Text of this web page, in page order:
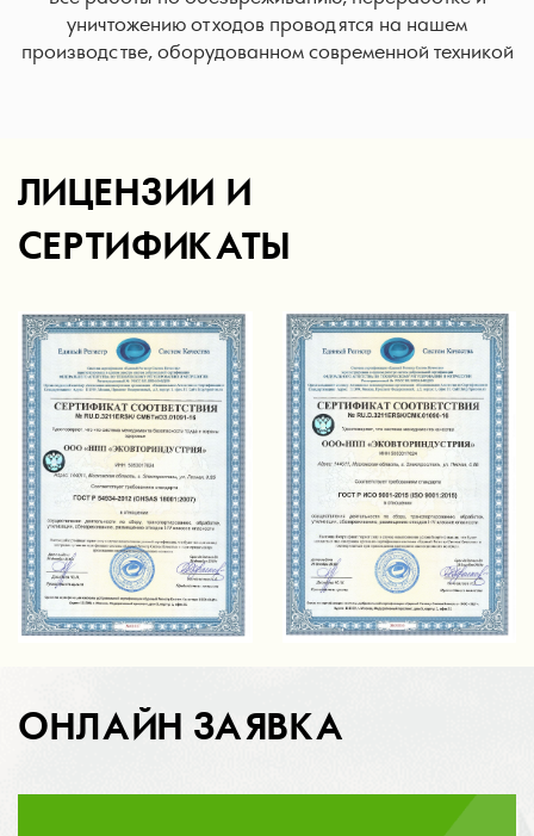
уничтожению отходов проводятся на нашем
производстве, оборудованном современной техникой
ЛИЦЕНЗИИ И
СЕРТИФИКАТЫ
ОНЛАЙН ЗАЯВКА